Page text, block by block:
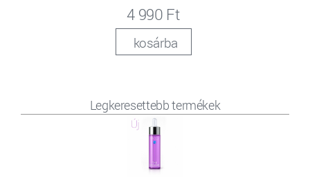
4 990 Ft
kosárba
Legkeresettebb termékek